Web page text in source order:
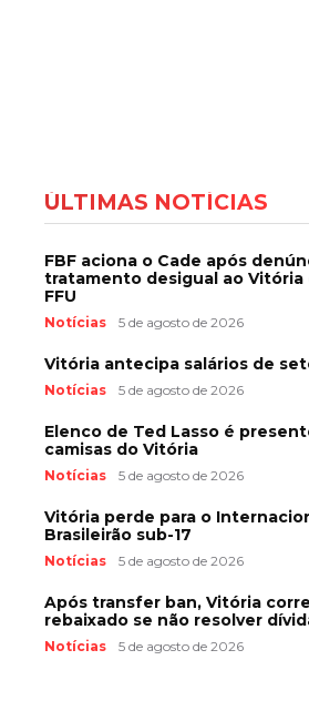
ÚLTIMAS NOTÍCIAS
FBF aciona o Cade após
tratamento desigual ao Vitória
FFU
Notícias 5 de agosto de 2026
Vitória antecipa salários de
Notícias 5 de agosto de 2026
Elenco de Ted Lasso é
camisas do Vitória
Notícias 5 de agosto de 2026
Vitória perde para o
Brasileirão sub-17
Notícias 5 de agosto de 2026
Após transfer ban, Vitória
rebaixado se não resolver
Notícias 5 de agosto de 2026